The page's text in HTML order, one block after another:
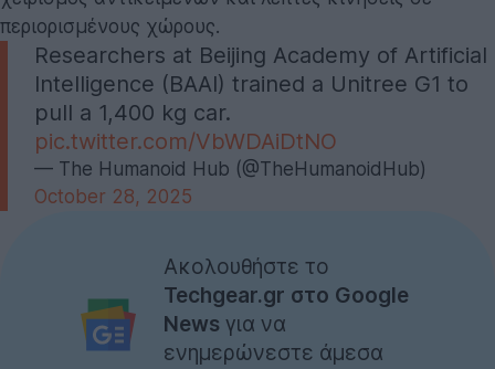
περιορισμένους χώρους.
Researchers at Beijing Academy of Artificial
Intelligence (BAAI) trained a Unitree G1 to
pull a 1,400 kg car.
pic.twitter.com/VbWDAiDtNO
— The Humanoid Hub (@TheHumanoidHub)
October 28, 2025
Ακολουθήστε το
Techgear.gr στο Google
News για να
ενημερώνεστε άμεσα